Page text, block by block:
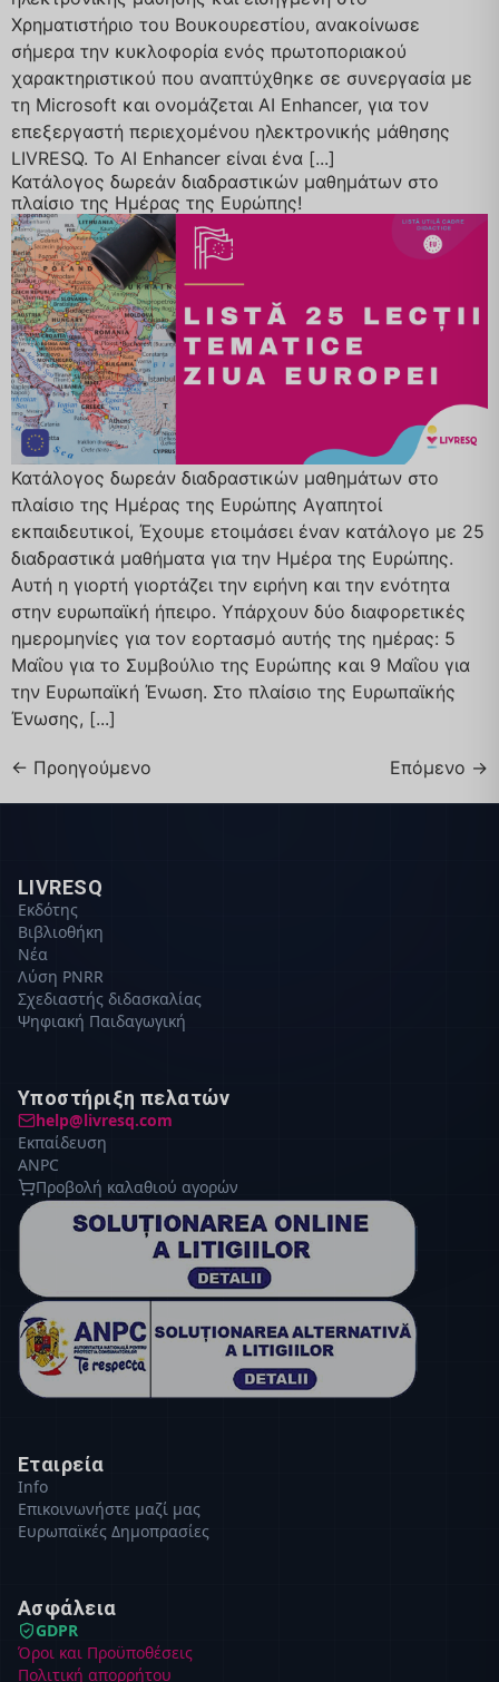
Χρηματιστήριο του Βουκουρεστίου, ανακοίνωσε
σήμερα την κυκλοφορία ενός πρωτοποριακού
χαρακτηριστικού που αναπτύχθηκε σε συνεργασία με
τη Microsoft και ονομάζεται AI Enhancer, για τον
επεξεργαστή περιεχομένου ηλεκτρονικής μάθησης
LIVRESQ. Το AI Enhancer είναι ένα [...]
Κατάλογος δωρεάν διαδραστικών μαθημάτων στο
πλαίσιο της Ημέρας της Ευρώπης!
Κατάλογος δωρεάν διαδραστικών μαθημάτων στο
πλαίσιο της Ημέρας της Ευρώπης Αγαπητοί
εκπαιδευτικοί, Έχουμε ετοιμάσει έναν κατάλογο με 25
διαδραστικά μαθήματα για την Ημέρα της Ευρώπης.
Αυτή η γιορτή γιορτάζει την ειρήνη και την ενότητα
στην ευρωπαϊκή ήπειρο. Υπάρχουν δύο διαφορετικές
ημερομηνίες για τον εορτασμό αυτής της ημέρας: 5
Μαΐου για το Συμβούλιο της Ευρώπης και 9 Μαΐου για
την Ευρωπαϊκή Ένωση. Στο πλαίσιο της Ευρωπαϊκής
Ένωσης, [...]
← Προηγούμενο Επόμενο →
LIVRESQ
Εκδότης
Βιβλιοθήκη
Νέα
Λύση PNRR
Σχεδιαστής διδασκαλίας
Ψηφιακή Παιδαγωγική
Υποστήριξη πελατών
help@livresq.com
Εκπαίδευση
ANPC
Προβολή καλαθιού αγορών
Εταιρεία
Info
Επικοινωνήστε μαζί μας
Ευρωπαϊκές Δημοπρασίες
Ασφάλεια
GDPR
Όροι και Προϋποθέσεις
Πολιτική απορρήτου